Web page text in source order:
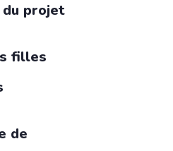
du projet
filles
de